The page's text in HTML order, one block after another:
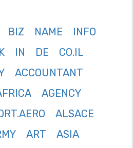
BIZ NAME
INFO
IN DE
CO.IL
ACCOUNTANT
AGENCY
ALSACE
ART
ASIA